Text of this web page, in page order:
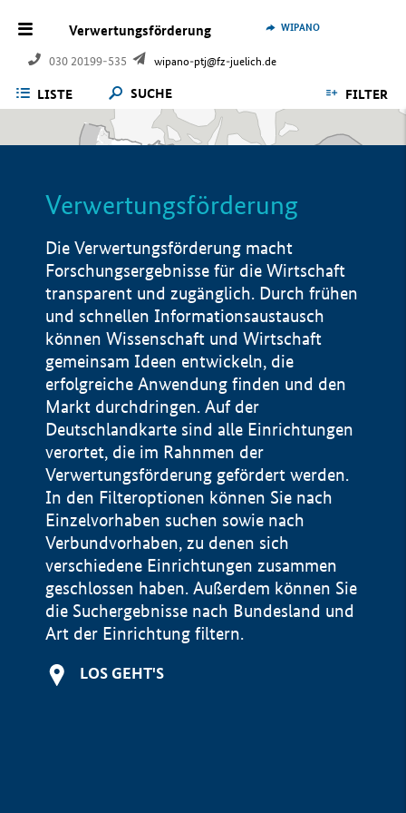
Verwertungsförderung
030 20199-535 wipano-ptj@fz-juelich.de
WIPANO
LISTE SUCHE FILTER
Verwertungsförderung
Die Verwertungsförderung macht
Forschungsergebnisse für die Wirtschaft
transparent und zugänglich. Durch frühen
und schnellen Informationsaustausch
können Wissenschaft und Wirtschaft
gemeinsam Ideen entwickeln, die
erfolgreiche Anwendung finden und den
Markt durchdringen. Auf der
Deutschlandkarte sind alle Einrichtungen
verortet, die im Rahnmen der
Verwertungsförderung gefördert werden.
In den Filteroptionen können Sie nach
Einzelvorhaben suchen sowie nach
Verbundvorhaben, zu denen sich
verschiedene Einrichtungen zusammen
geschlossen haben. Außerdem können Sie
die Suchergebnisse nach Bundesland und
Art der Einrichtung filtern.
LOS GEHT'S